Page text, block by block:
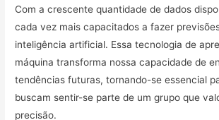
Com a crescente quantidade de dados
cada vez mais capacitados a fazer
inteligência artificial. Essa tecnologia de
máquina transforma nossa capacidade de
tendências futuras, tornando-se essencial
buscam sentir-se parte de um grupo que
precisão.